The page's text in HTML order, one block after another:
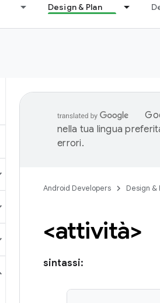
Design & Plan
nella tua lingua
errori.
Android Developers Design &
<attività>
sintassi: